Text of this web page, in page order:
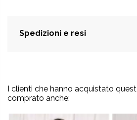
Spedizioni e resi
I clienti che hanno acquistato
comprato anche: